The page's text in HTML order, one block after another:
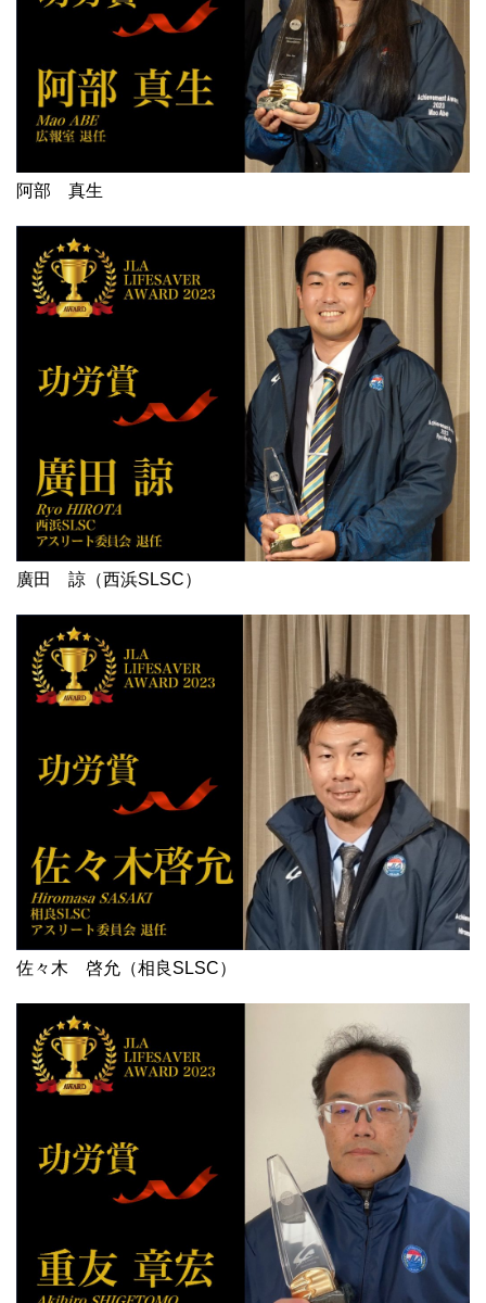
阿部 真生
廣田 諒（西浜SLSC）
佐々木 啓允（相良SLSC）